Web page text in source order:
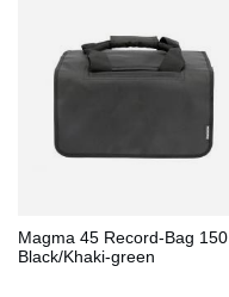
Magma 45 Record-Bag 150
Black/Khaki-green